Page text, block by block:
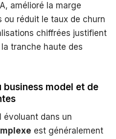
amélioré la marge
ou réduit le taux de churn
chiffrées justifient
tranche haute des
model et de
évoluant dans un
est généralement